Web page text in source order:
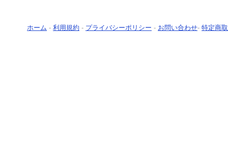
ホーム - 利用規約 - プライバシーポリシー - お問い合わせ- 特定商